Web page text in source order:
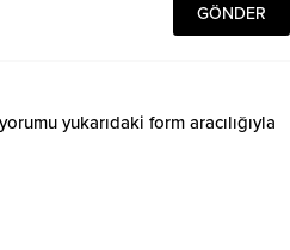
yukarıdaki form aracılığıyla